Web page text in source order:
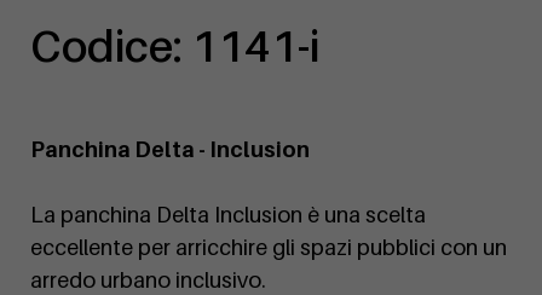
Codice: 1141-i
Panchina Delta - Inclusion
La panchina Delta Inclusion è una scelta
eccellente per arricchire gli spazi pubblici con un
arredo urbano inclusivo.